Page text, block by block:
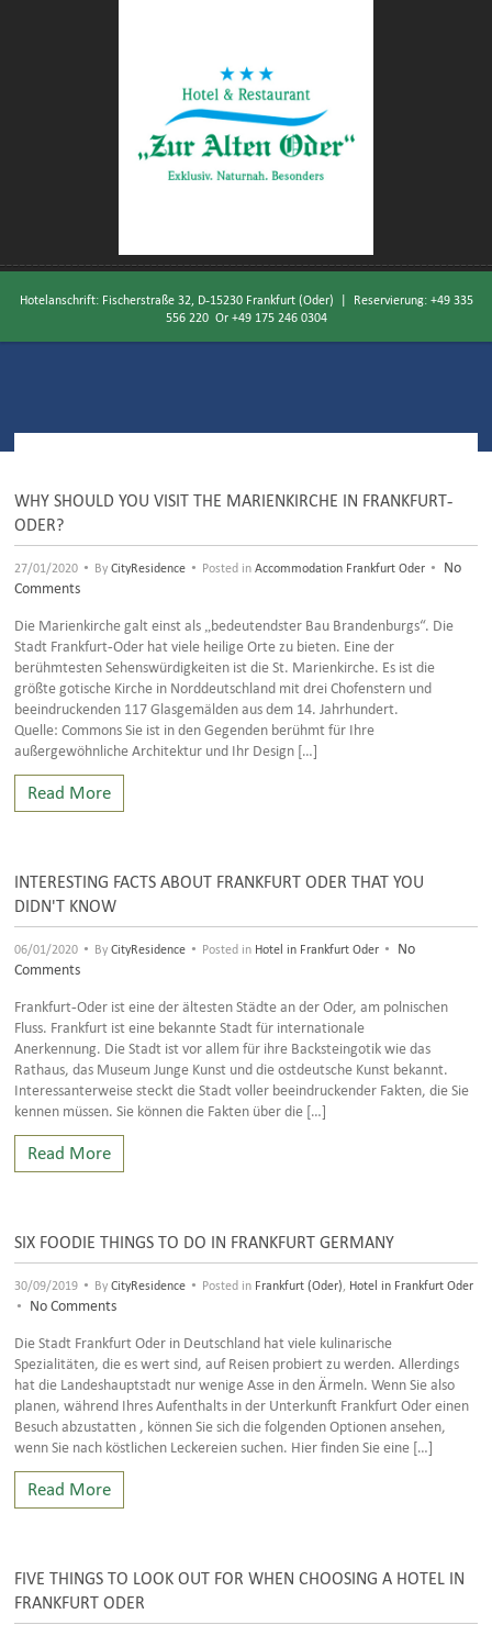
Hotelanschrift: Fischerstraße 32, D-15230 Frankfurt (Oder) | Reservierung: +49 335
556 220Or +49 175 246 0304
WHY SHOULD YOU VISIT THE MARIENKIRCHE IN FRANKFURT-
ODER?
27/01/2020 • ByCityResidence • Posted in Accommodation Frankfurt Oder •
No
Comments
Die Marienkirche galt einst als „bedeutendster Bau Brandenburgs“. Die
Stadt Frankfurt-Oder hat viele heilige Orte zu bieten. Eine der
berühmtesten Sehenswürdigkeiten ist die St. Marienkirche. Es ist die
größte gotische Kirche in Norddeutschland mit drei Chofenstern und
beeindruckenden 117 Glasgemälden aus dem 14. Jahrhundert.
Quelle: Commons Sie ist in den Gegenden berühmt für Ihre
außergewöhnliche Architektur und Ihr Design […]
Read More
INTERESTING FACTS ABOUT FRANKFURT ODER THAT YOU
DIDN'T KNOW
06/01/2020 • ByCityResidence • Posted in Hotel in Frankfurt Oder •
No
Comments
Frankfurt-Oder ist eine der ältesten Städte an der Oder, am polnischen
Fluss. Frankfurt ist eine bekannte Stadt für internationale
Anerkennung. Die Stadt ist vor allem für ihre Backsteingotik wie das
Rathaus, das Museum Junge Kunst und die ostdeutsche Kunst bekannt.
Interessanterweise steckt die Stadt voller beeindruckender Fakten, die Sie
kennen müssen. Sie können die Fakten über die […]
Read More
SIX FOODIE THINGS TO DO IN FRANKFURT GERMANY
30/09/2019 • ByCityResidence • Posted in Frankfurt (Oder) Hotel in Frankfurt Oder
• No Comments
Die Stadt Frankfurt Oder in Deutschland hat viele kulinarische
Spezialitäten, die es wert sind, auf Reisen probiert zu werden. Allerdings
hat die Landeshauptstadt nur wenige Asse in den Ärmeln. Wenn Sie also
planen, während Ihres Aufenthalts in der Unterkunft Frankfurt Oder einen
Besuch abzustatten , können Sie sich die folgenden Optionen ansehen,
wenn Sie nach köstlichen Leckereien suchen. Hier finden Sie eine […]
Read More
FIVE THINGS TO LOOK OUT FOR WHEN CHOOSING A HOTEL IN
FRANKFURT ODER